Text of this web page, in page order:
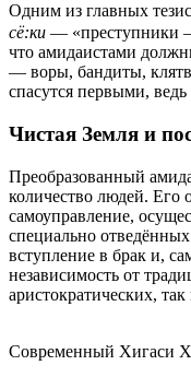
Одним из главных
сё:ки — «преступники
что амидаистами
— воры, бандиты,
спасутся первыми,
Чистая Земля и
Преобразованный
количество людей. Его
самоуправление,
специально
вступление в брак и,
независимость от
аристократических,
Современный Хигаси